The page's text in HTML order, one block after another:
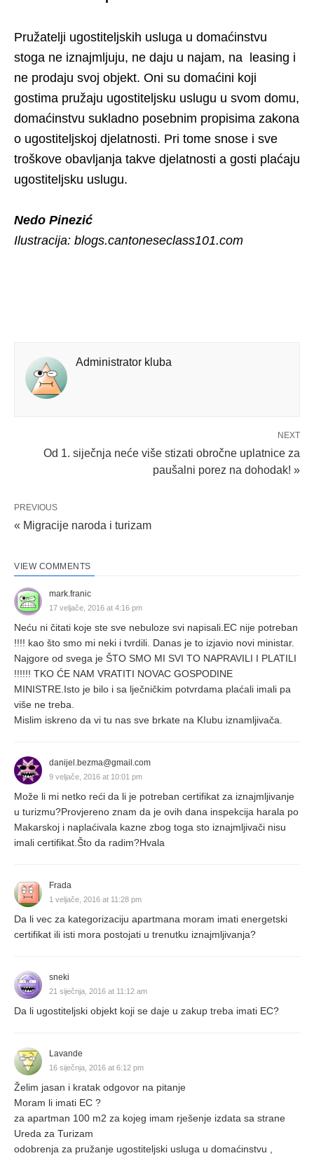
Pružatelji ugostiteljskih usluga u domaćinstvu
stoga ne iznajmljuju, ne daju u najam, na leasing i
ne prodaju svoj objekt. Oni su domaćini koji
gostima pružaju ugostiteljsku uslugu u svom domu,
domaćinstvu sukladno posebnim propisima zakona
o ugostiteljskoj djelatnosti. Pri tome snose i sve
troškove obavljanja takve djelatnosti a gosti plaćaju
ugostiteljsku uslugu.
Nedo Pinezić
Ilustracija: blogs.cantoneseclass101.com
Administrator kluba
NEXT
Od 1. siječnja neće više stizati obročne uplatnice za
paušalni porez na dohodak! »
PREVIOUS
« Migracije naroda i turizam
VIEW COMMENTS
mark.franic
17 veljače, 2016 at 4:16 pm
Neću ni čitati koje ste sve nebuloze svi napisali.EC nije potreban
!!!! kao što smo mi neki i tvrdili. Danas je to izjavio novi ministar.
Najgore od svega je ŠTO SMO MI SVI TO NAPRAVILI I PLATILI
!!!!!! TKO ĆE NAM VRATITI NOVAC GOSPODINE
MINISTRE.Isto je bilo i sa lječničkim potvrdama plaćali imali pa
više ne treba.
Mislim iskreno da vi tu nas sve brkate na KIubu iznamljivača.
danijel.bezma@gmail.com
9 veljače, 2016 at 10:01 pm
Može li mi netko reći da li je potreban certifikat za iznajmljivanje
u turizmu?Provjereno znam da je ovih dana inspekcija harala po
Makarskoj i naplaćivala kazne zbog toga sto iznajmljivači nisu
imali certifikat.Što da radim?Hvala
Frada
1 veljače, 2016 at 11:28 pm
Da li vec za kategorizaciju apartmana moram imati energetski
certifikat ili isti mora postojati u trenutku iznajmljivanja?
sneki
21 siječnja, 2016 at 11:12 am
Da li ugostiteljski objekt koji se daje u zakup treba imati EC?
Lavande
16 siječnja, 2016 at 6:12 pm
Želim jasan i kratak odgovor na pitanje
Moram li imati EC ?
za apartman 100 m2 za kojeg imam rješenje izdata sa strane
Ureda za Turizam
odobrenja za pružanje ugostiteljski usluga u domaćinstvu ,